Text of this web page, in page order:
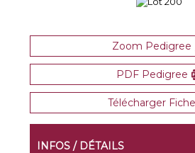
Zoom Pedigree
PDF Pedigree
Télécharger Fiche
INFOS / DÉTAILS